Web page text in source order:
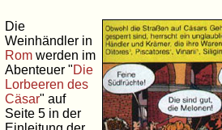
Die
Weinhändler in
Rom werden im
Abenteuer "Die
Lorbeeren des
Cäsar" auf
Seite 5 in der